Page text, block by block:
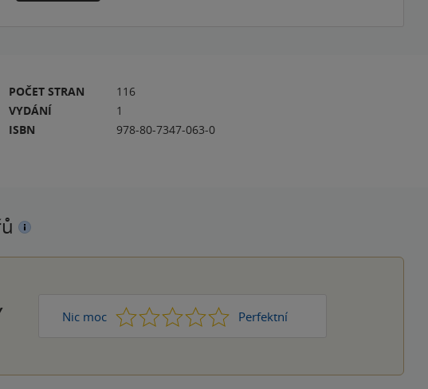
POČET STRAN
116
VYDÁNÍ
1
ISBN
978-80-7347-063-0
Nic moc 1 2 3 4 Perfektní
5